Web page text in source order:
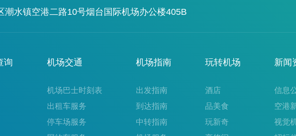
水镇空港二路10号烟台国际机场办公楼405B
询 机场交通
机场巴士时刻表
出租车服务
停车场服务
机场指南
出发指南
到达指南
中转指南
玩转机场
酒店
品美食
玩新奇
新闻
信息
空港
视觉